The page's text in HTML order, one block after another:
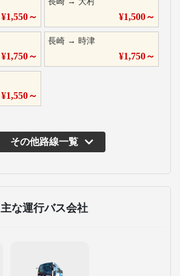
¥1,550～ ¥1,500～
¥1,750～
長崎 → 時津
¥1,750～
¥1,550～
その他路線一覧
主な運行バス会社